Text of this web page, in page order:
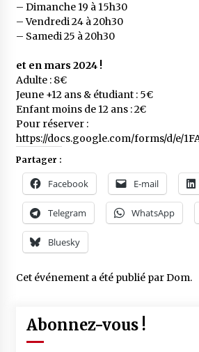
– Dimanche 19 à 15h30
– Vendredi 24 à 20h30
– Samedi 25 à 20h30
et en mars 2024 !
Adulte : 8€
Jeune +12 ans & étudiant : 5€
Enfant moins de 12 ans : 2€
Pour réserver :
https://docs.google.com/forms/d/e/
Partager :
Facebook E-mail
Telegram WhatsApp
Bluesky
Cet événement a été publié parDom.
Abonnez-vous !